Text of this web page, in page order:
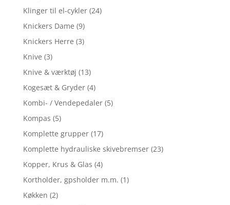
Klinger til el-cykler (24)
Knickers Dame (9)
Knickers Herre (3)
Knive (3)
Knive & værktøj (13)
Kogesæt & Gryder (4)
Kombi- / Vendepedaler (5)
Kompas (5)
Komplette grupper (17)
Komplette hydrauliske skivebremser (23)
Kopper, Krus & Glas (4)
Kortholder, gpsholder m.m. (1)
Køkken (2)